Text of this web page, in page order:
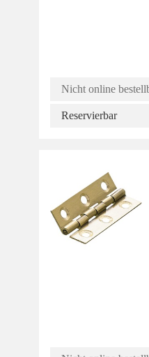
Nicht online
Reservierbar